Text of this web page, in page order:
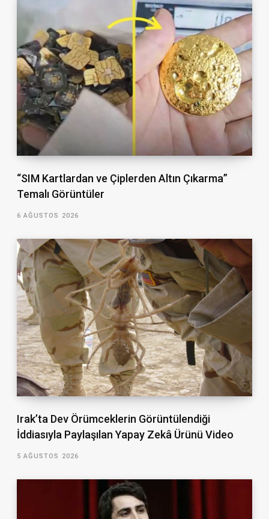
“SIM Kartlardan ve Çiplerden Altın Çıkarma”
Temalı Görüntüler
6 AĞUSTOS 2026
Irak’ta Dev Örümceklerin Görüntülendiği
İddiasıyla Paylaşılan Yapay Zekâ Ürünü Video
5 AĞUSTOS 2026